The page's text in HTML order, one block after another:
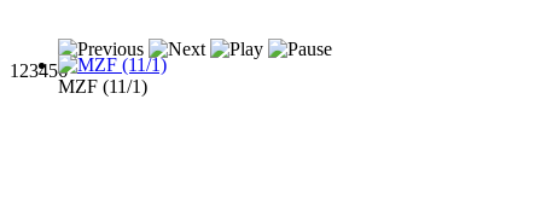
1 23456
MZF (11/1)